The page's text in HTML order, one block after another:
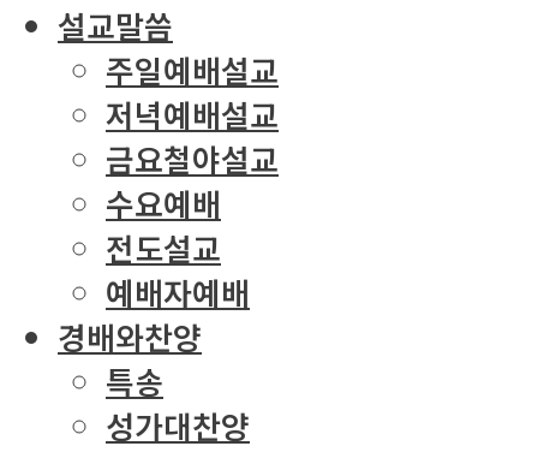
설교말씀
주일예배설교
저녁예배설교
금요철야설교
수요예배
전도설교
예배자예배
경배와찬양
특송
성가대찬양